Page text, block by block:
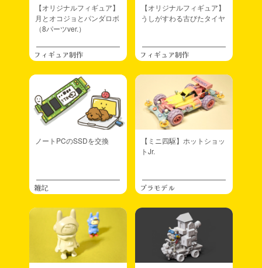
【オリジナルフィギュア】
月とオコジョとパンダロボ
（8パーツver.）
フィギュア制作
【オリジナルフィギュア】
うしがすわる古びたタイヤ
フィギュア制作
ノートPCのSSDを交換
雑記
【ミニ四駆】ホットショッ
トJr.
プラモデル